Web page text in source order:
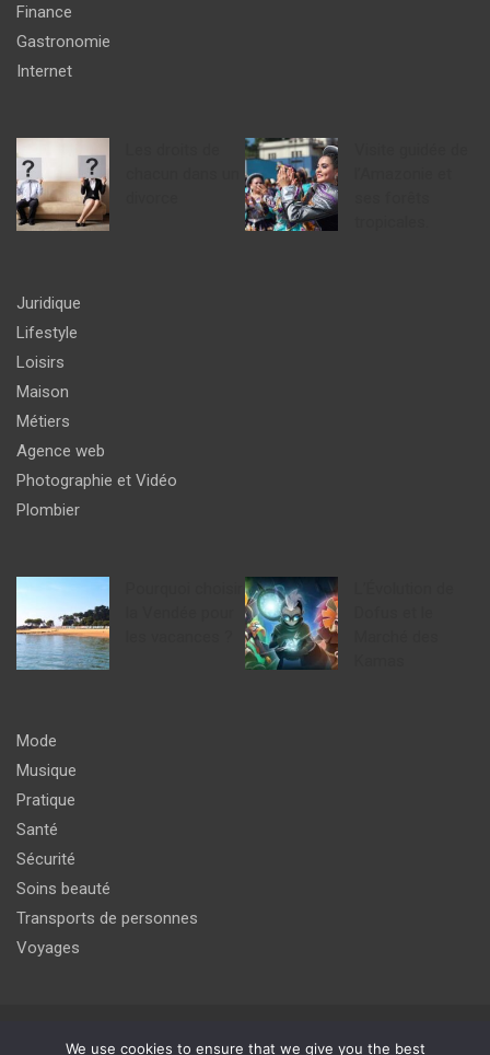
Finance
Gastronomie
Internet
Juridique
Lifestyle
Loisirs
Maison
Métiers
Agence web
Photographie et Vidéo
Plombier
Mode
Musique
Pratique
Santé
Sécurité
Soins beauté
Transports de personnes
Voyages
Copyright © 2026agir pour un meilleur avenir du monde de
We use cookies to ensure that we give you the best